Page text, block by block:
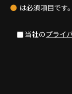
● は必須項目です。
当社のプライ